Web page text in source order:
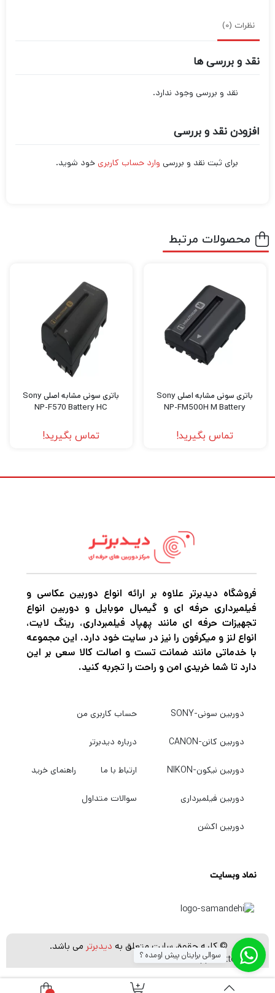
نظرات (0)
نقد و بررسی ها
نقد و بررسی وجود ندارد.
افزودن نقد و بررسی
برای ثبت نقد و بررسی وارد حساب کاربری خود شوید.
محصولات مرتبط
باتری سونی مشابه اصلی Sony
NP-FM500H M Battery
تماس بگیرید!
باتری سونی مشابه اصلی Sony
NP-F570 Battery HC
تماس بگیرید!
فروشگاه دیدبرتر علاوه بر ارائه انواع دوربین عکاسی و
فیلمبرداری حرفه ای و گیمبال موبایل و دوربین انواع
تجهیزات حرفه ای مانند پهپاد فیلمبرداری، رینگ لایت،
انواع لنز و میکرفون را نیز در سایت خود دارد. این مجموعه
با خدماتی مانند ضمانت تست و اصالت کالا سعی بر این
دارد تا شما خریدی امن و راحت را تجربه کنید.
دوربین سونی-SONY
دوربین کانن-CANON
دوربین نیکون-NIKON
دوربین فیلمبرداری
دوربین اکشن
حساب کاربری من
درباره دیدبرتر
ارتباط با ما راهنمای خرید
سوالات متداول
نماد وبسایت
© کلیه حقوق سایت متعلق به دیدبرتر می باشد.
[whatsapp_buttons] سوالی برایتان پیش اومده ؟